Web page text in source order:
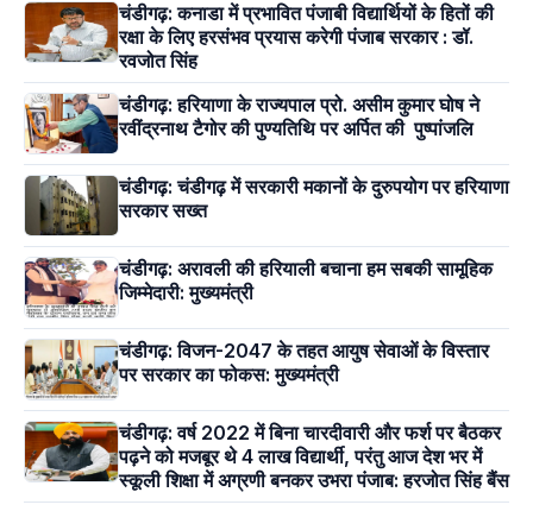
चंडीगढ़: कनाडा में प्रभावित पंजाबी विद्यार्थियों के हितों की
रक्षा के लिए हरसंभव प्रयास करेगी पंजाब सरकार : डॉ.
रवजोत सिंह
चंडीगढ़: हरियाणा के राज्यपाल प्रो. असीम कुमार घोष ने
रवींद्रनाथ टैगोर की पुण्यतिथि पर अर्पित की पुष्पांजलि
चंडीगढ़: चंडीगढ़ में सरकारी मकानों के दुरुपयोग पर हरियाणा
सरकार सख्त
चंडीगढ़: अरावली की हरियाली बचाना हम सबकी सामूहिक
जिम्मेदारी: मुख्यमंत्री
चंडीगढ़: विजन-2047 के तहत आयुष सेवाओं के विस्तार
पर सरकार का फोकस: मुख्यमंत्री
चंडीगढ़: वर्ष 2022 में बिना चारदीवारी और फर्श पर बैठकर
पढ़ने को मजबूर थे 4 लाख विद्यार्थी, परंतु आज देश भर में
स्कूली शिक्षा में अग्रणी बनकर उभरा पंजाब: हरजोत सिंह बैंस